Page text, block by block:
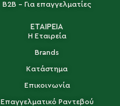
B2B - Για επαγγελματίες
ΕΤΑΙΡΕΙΑ
Η Εταιρεία
Brands
Κατάστημα
Επικοινωνία
Επαγγελματικό Ραντεβού